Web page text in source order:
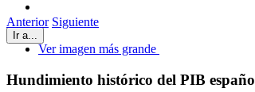
Ir a...
Anterior Siguiente
Ver imagen más grande
Hundimiento histórico del PIB